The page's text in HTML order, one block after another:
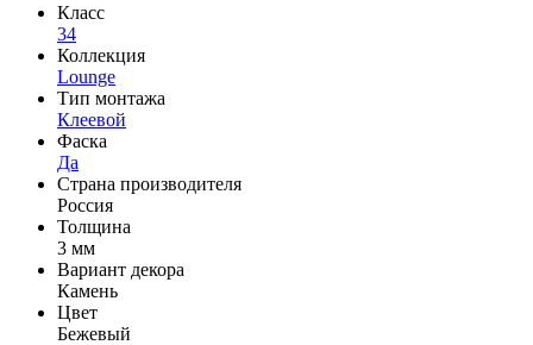
Класс
34
Коллекция
Lounge
Тип монтажа
Клеевой
Фаска
Да
Страна производителя
Россия
Толщина
3 мм
Вариант декора
Камень
Цвет
Бежевый